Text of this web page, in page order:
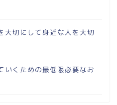
大切にして身近な人を大切
いくための最低限必要なお